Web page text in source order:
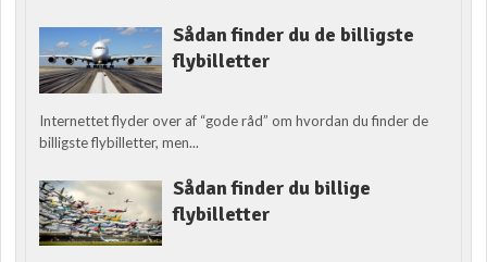
Sådan finder du de billigste
flybilletter
Internettet flyder over af “gode råd” om hvordan du finder de
billigste flybilletter, men...
Sådan finder du billige
flybilletter